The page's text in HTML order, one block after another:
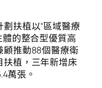
扶植以“區域醫療
的整合型優質高
推動88個醫療衛
植，三年新增床
萬張。